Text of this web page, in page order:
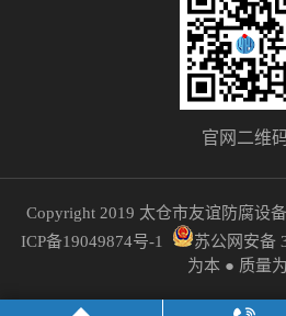
官网二维
Copyright 2019 太仓市友谊防腐设
ICP备19049874号-1
苏公网安备
为本 ● 质量